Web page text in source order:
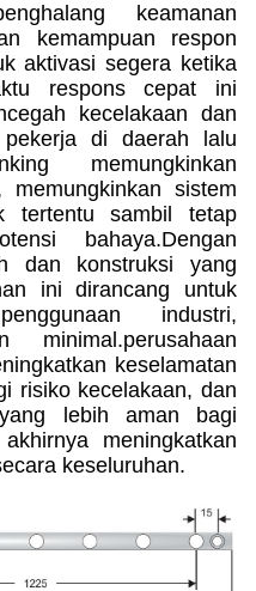
keamanan
kemampuan respon
aktivasi segera ketika
respons cepat ini
kecelakaan dan
pekerja di daerah lalu
memungkinkan
sistem
tertentu sambil tetap
bahaya.Dengan
dan konstruksi yang
ini dirancang untuk
industri,
minimal.perusahaan
keselamatan
risiko kecelakaan, dan
lebih aman bagi
meningkatkan
keseluruhan.